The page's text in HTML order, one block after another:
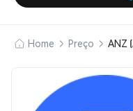
Home Preço ANZ